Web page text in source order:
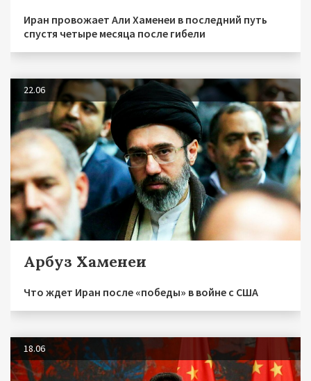
Иран провожает Али Хаменеи в последний путь
спустя четыре месяца после гибели
22.06
Арбуз Хаменеи
Что ждет Иран после «победы» в войне с США
18.06